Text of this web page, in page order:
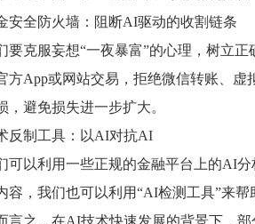
安全防火墙：阻断AI驱动的收割链条
要克服妄想“一夜暴富”的心理，树立
方App或网站交易，拒绝微信转账、
，避免损失进一步扩大。
反制工具：以AI对抗AI
可以利用一些正规的金融平台上的AI
容，我们也可以利用“AI检测工具”来帮
言之，在AI技术快速发展的背景下，